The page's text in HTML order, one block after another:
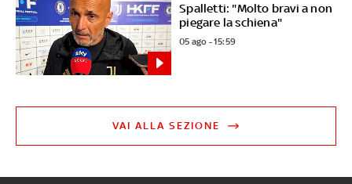
Spalletti: "Molto bravi a non
piegare la schiena"
05 ago - 15:59
VAI ALLA SEZIONE